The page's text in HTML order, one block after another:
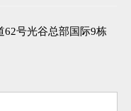
62号光谷总部国际9栋